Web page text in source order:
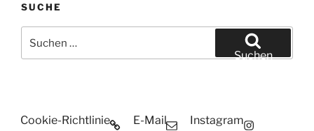
SUCHE
nach:
Suchen
Cookie-Richtlinie E-Mail Instagram